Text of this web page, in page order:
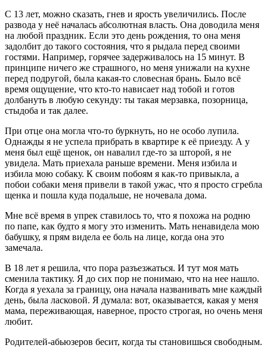
С 13 лет, можно сказать, гнев и ярость увеличились. После
развода у неё началась абсолютная власть. Она доводила меня
на любой праздник. Если это день рождения, то она меня
задолбит до такого состояния, что я рыдала перед своими
гостями. Например, горячее задерживалось на 15 минут. В
принципе ничего же страшного, но меня унижали на кухне
перед подругой, была какая-то словесная брань. Было всё
время ощущение, что кто-то нависает над тобой и готов
долбануть в любую секунду: ты такая мерзавка, позорница,
стыдоба и так далее.
При отце она могла что-то буркнуть, но не особо лупила.
Однажды я не успела прибрать в квартире к её приезду. А у
меня был ещё щенок, он навалил где-то за шторой, я не
увидела. Мать приехала раньше времени. Меня избила и
избила мою собаку. К своим побоям я как-то привыкла, а
побои собаки меня привели в такой ужас, что я просто сгребла
щенка и пошла куда подальше, не ночевала дома.
Мне всё время в упрек ставилось то, что я похожа на родню
по папе, как будто я могу это изменить. Мать ненавидела мою
бабушку, я прям видела ее боль на лице, когда она это
замечала.
В 18 лет я решила, что пора разъезжаться. И тут моя мать
сменила тактику. Я до сих пор не понимаю, что на нее нашло.
Когда я уехала за границу, она начала названивать мне каждый
день, была ласковой. Я думала: вот, оказывается, какая у меня
мама, переживающая, наверное, просто строгая, но очень меня
любит.
Родителей-абьюзеров бесит, когда ты становишься свободным.